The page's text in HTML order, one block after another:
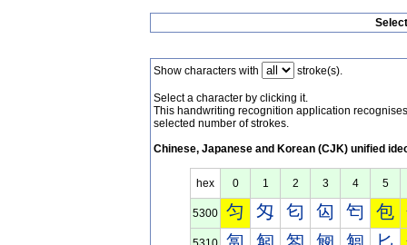
Show characters with stroke(s).
Select a character by clicking it.
This handwriting recognition application
selected number of strokes.
Chinese, Japanese and Korean (CJK) unified
hex 0 1 2 3 4 5
5300 匀 匁 匂 匃 匄 包